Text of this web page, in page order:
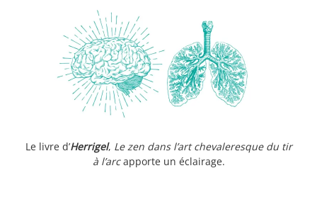
Le livre d’Herrigel, Le zen dans l’art chevaleresque du tir
à l’arcapporte un éclairage.